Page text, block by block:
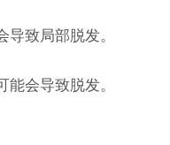
致局部脱发。
会导致脱发。